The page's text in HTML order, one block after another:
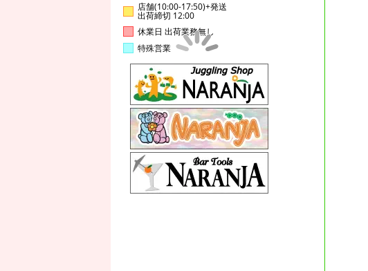
店舗(10:00-17:50)+発送
出荷締切 12:00
休業日 出荷業務無し
特殊営業